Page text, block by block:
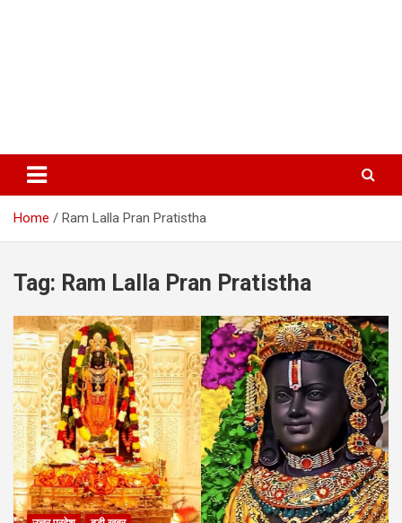
Home Ram Lalla Pran Pratistha
Tag: Ram Lalla Pran Pratistha